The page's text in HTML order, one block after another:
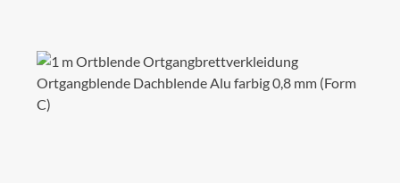
Bildergalerie überspringen